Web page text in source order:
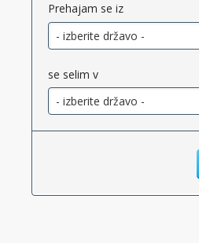
Prehajam se iz
se selim v